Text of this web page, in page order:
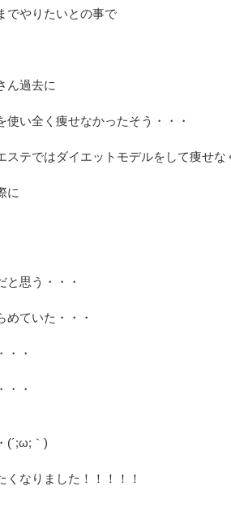
でやりたいとの事で
ん過去に
い全く痩せなかったそう・・・
ステではダイエットモデルをして痩せな
に
と思う・・・
めていた・・・
・・
・・
(´;ω;｀)
なりました！！！！！